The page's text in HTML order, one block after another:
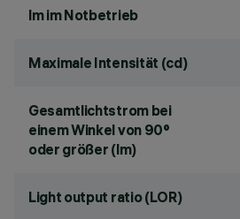
lm im Notbetrieb
Maximale Intensität (cd)
Gesamtlichtstrom bei
einem Winkel von 90°
oder größer (lm)
Light output ratio (LOR)